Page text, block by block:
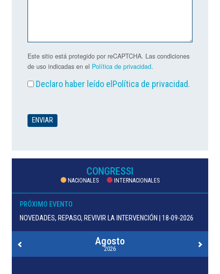
Este sitio está protegido por reCAPTCHA. Las condiciones
de uso indicadas en el Política de privacidad.
Declaro haber leído el Política de privacidad.
CONGRESSI
NACIONALES INTERNACIONALES
PRÓXIMO EVENTO
NOVEDADES, REPASO, REVIVIR LA INTERVENCIÓN | 18-09-2026
Agosto
2026